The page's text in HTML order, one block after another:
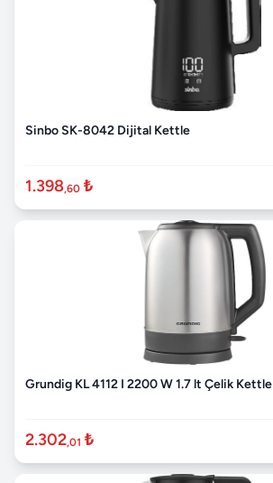
Sinbo SK-8042 Dijital Kettle
1.398,60 ₺
Grundig KL 4112 I 2200 W 1.7 lt Çelik Kettle
2.302,01 ₺